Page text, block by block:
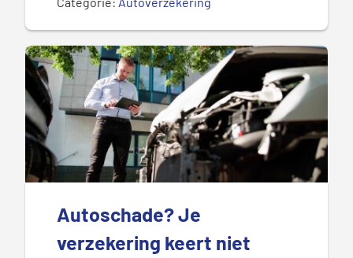
Autoschade? Je
verzekering keert niet